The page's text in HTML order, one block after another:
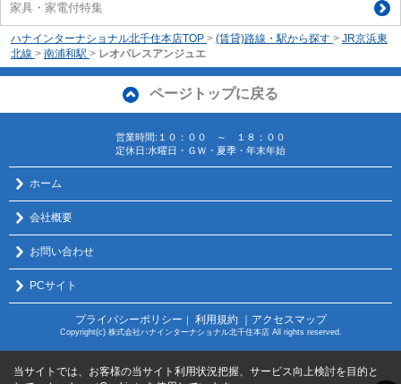
家具・家電付特集
ハナインターナショナル北千住本店TOP > (賃貸)路線・駅から探す > JR京浜東
北線 > 南浦和駅 > レオパレスアンジュエ
ページトップに戻る
営業時間:１０：００ ～ １８：００
定休日:水曜日・ＧＷ・夏季・年末年始
ホーム
会社概要
お問い合わせ
PCサイト
プライバシーポリシー 利用規約 ｜アクセスマップ
Copyright(c) 株式会社ハナインターナショナル北千住本店 All rights reserved.
当サイトでは、お客様の当サイト利用状況把握、サービス向上検討を目的と